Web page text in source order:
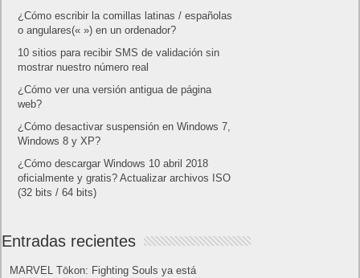
¿Cómo escribir la comillas latinas / españolas
o angulares(« ») en un ordenador?
10 sitios para recibir SMS de validación sin
mostrar nuestro número real
¿Cómo ver una versión antigua de página
web?
¿Cómo desactivar suspensión en Windows 7,
Windows 8 y XP?
¿Cómo descargar Windows 10 abril 2018
oficialmente y gratis? Actualizar archivos ISO
(32 bits / 64 bits)
Entradas recientes
MARVEL Tōkon: Fighting Souls ya está